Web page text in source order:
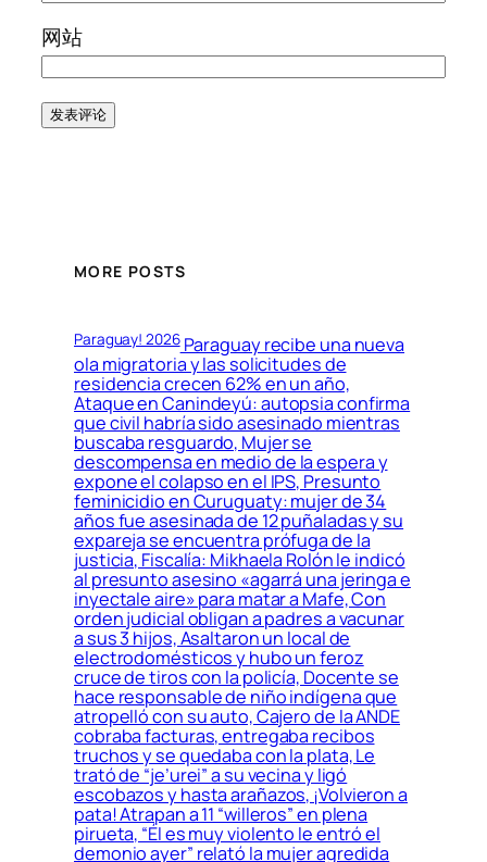
网站
MORE POSTS
Paraguay! 2026Paraguay recibe una nueva
ola migratoria y las solicitudes de
residencia crecen 62% en un año,
Ataque en Canindeyú: autopsia confirma
que civil habría sido asesinado mientras
buscaba resguardo, Mujer se
descompensa en medio de la espera y
expone el colapso en el IPS, Presunto
feminicidio en Curuguaty: mujer de 34
años fue asesinada de 12 puñaladas y su
expareja se encuentra prófuga de la
justicia, Fiscalía: Mikhaela Rolón le indicó
al presunto asesino «agarrá una jeringa e
inyectale aire» para matar a Mafe, Con
orden judicial obligan a padres a vacunar
a sus 3 hijos, Asaltaron un local de
electrodomésticos y hubo un feroz
cruce de tiros con la policía, Docente se
hace responsable de niño indígena que
atropelló con su auto, Cajero de la ANDE
cobraba facturas, entregaba recibos
truchos y se quedaba con la plata, Le
trató de “je’urei” a su vecina y ligó
escobazos y hasta arañazos, ¡Volvieron a
pata! Atrapan a 11 “willeros” en plena
pirueta, “Él es muy violento le entró el
demonio ayer” relató la mujer agredida